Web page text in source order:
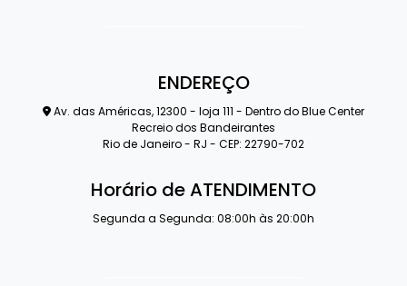
ENDEREÇO
Av. das Américas, 12300 - loja 111 - Dentro do Blue Center
Recreio dos Bandeirantes
Rio de Janeiro - RJ - CEP: 22790-702
Horário de ATENDIMENTO
Segunda a Segunda: 08:00h às 20:00h